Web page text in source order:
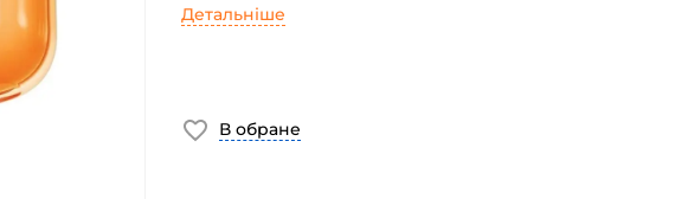
Детальніше
В обране